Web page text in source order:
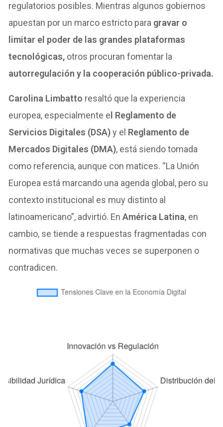
regulatorios posibles. Mientras algunos gobiernos
apuestan por un marco estricto para gravar o
limitar el poder de las grandes plataformas
tecnológicas, otros procuran fomentar la
autorregulación y la cooperación público-privada.
Carolina Limbatto resaltó que la experiencia
europea, especialmente e l Reglamento de
Servicios Digitales (DSA)y el Reglamento de
Mercados Digitales (DMA), está siendo tomada
como referencia, aunque con matices. “La Unión
Europea está marcando una agenda global, pero su
contexto institucional es muy distinto al
latinoamericano”, advirtió. EnAmérica Latina, en
cambio, se tiende a respuestas fragmentadas con
normativas que muchas veces se superponen o
contradicen.